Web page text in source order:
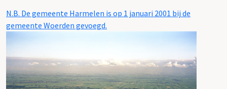
N.B. De gemeente Harmelen is op 1 januari 2001 bij de
gemeente Woerden gevoegd.